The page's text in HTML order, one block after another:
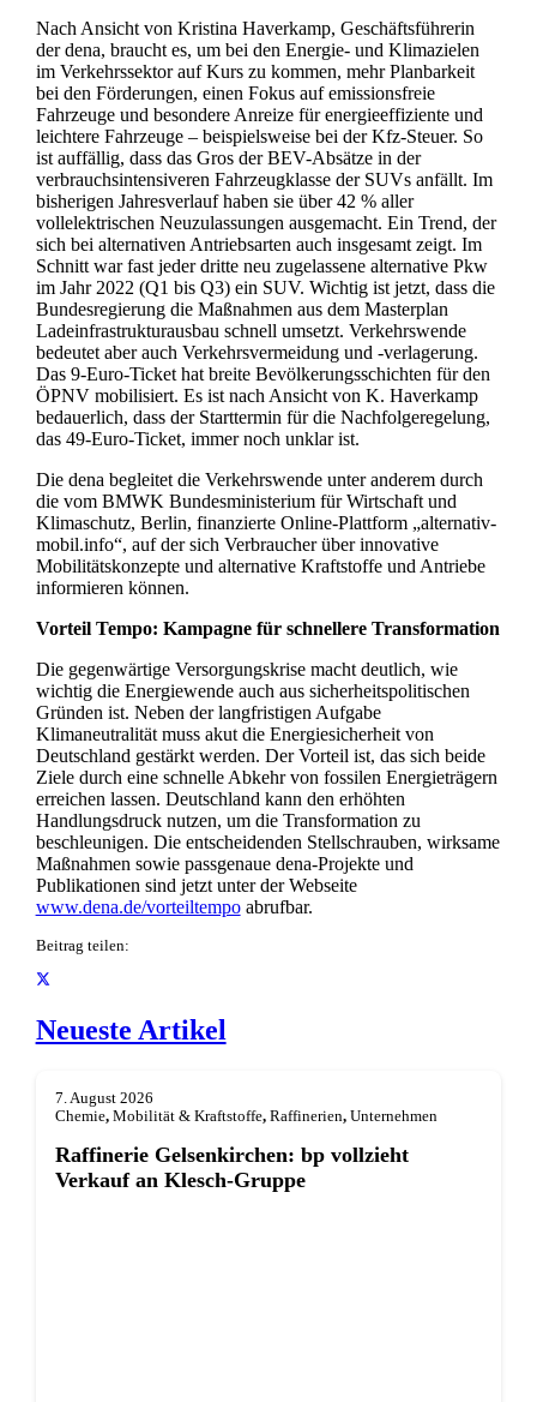
Nach Ansicht von Kristina Haverkamp, Geschäftsführerin
der dena, braucht es, um bei den Energie- und Klimazielen
im Verkehrssektor auf Kurs zu kommen, mehr Planbarkeit
bei den Förderungen, einen Fokus auf emissionsfreie
Fahrzeuge und besondere Anreize für energieeffiziente und
leichtere Fahrzeuge – beispielsweise bei der Kfz-Steuer. So
ist auffällig, dass das Gros der BEV-Absätze in der
verbrauchsintensiveren Fahrzeugklasse der SUVs anfällt. Im
bisherigen Jahresverlauf haben sie über 42 % aller
vollelektrischen Neuzulassungen ausgemacht. Ein Trend, der
sich bei alternativen Antriebsarten auch insgesamt zeigt. Im
Schnitt war fast jeder dritte neu zugelassene alternative Pkw
im Jahr 2022 (Q1 bis Q3) ein SUV. Wichtig ist jetzt, dass die
Bundesregierung die Maßnahmen aus dem Masterplan
Ladeinfrastrukturausbau schnell umsetzt. Verkehrswende
bedeutet aber auch Verkehrsvermeidung und -verlagerung.
Das 9-Euro-Ticket hat breite Bevölkerungsschichten für den
ÖPNV mobilisiert. Es ist nach Ansicht von K. Haverkamp
bedauerlich, dass der Starttermin für die Nachfolgeregelung,
das 49-Euro-Ticket, immer noch unklar ist.
Die dena begleitet die Verkehrswende unter anderem durch
die vom BMWK Bundesministerium für Wirtschaft und
Klimaschutz, Berlin, finanzierte Online-Plattform „alternativ-
mobil.info“, auf der sich Verbraucher über innovative
Mobilitätskonzepte und alternative Kraftstoffe und Antriebe
informieren können.
Vorteil Tempo: Kampagne für schnellere Transformation
Die gegenwärtige Versorgungskrise macht deutlich, wie
wichtig die Energiewende auch aus sicherheitspolitischen
Gründen ist. Neben der langfristigen Aufgabe
Klimaneutralität muss akut die Energiesicherheit von
Deutschland gestärkt werden. Der Vorteil ist, das sich beide
Ziele durch eine schnelle Abkehr von fossilen Energieträgern
erreichen lassen. Deutschland kann den erhöhten
Handlungsdruck nutzen, um die Transformation zu
beschleunigen. Die entscheidenden Stellschrauben, wirksame
Maßnahmen sowie passgenaue dena-Projekte und
Publikationen sind jetzt unter der Webseite
www.dena.de/vorteiltempoabrufbar.
Beitrag teilen:
Neueste Artikel
7. August 2026
Chemie, Mobilität & Kraftstoffe, Raffinerien, Unternehmen
Raffinerie Gelsenkirchen: bp vollzieht
Verkauf an Klesch-Gruppe